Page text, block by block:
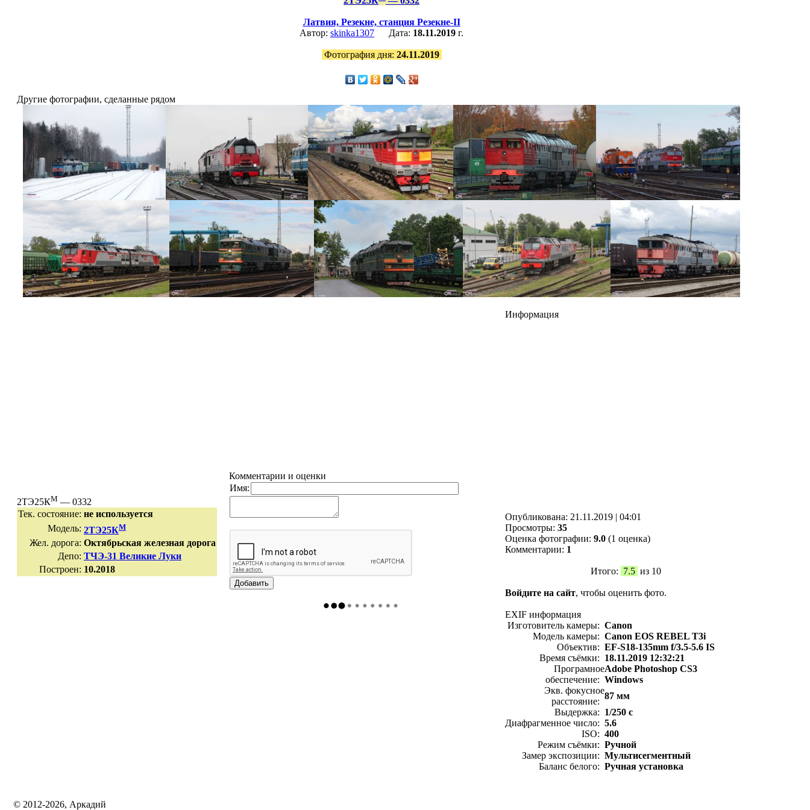
Латвия, Резекне, станция Резекне-II
Автор: skinka1307 Дата: 18.11.2019 г.
Фотография дня: 24.11.2019
Другие фотографии, сделанные рядом
2ТЭ25КМ — 0332
Тек. состояние: не используется
Модель: 2ТЭ25КМ
Жел. дорога: Октябрьская железная дорога
Депо: ТЧЭ-31 Великие Луки
Построен: 10.2018
Комментарии и оценки
Имя:
Информация
Опубликованa: 21.11.2019 | 04:01
Просмотры: 35
Оценка фотографии: 9.0 (1 оценка)
Комментарии: 1
Итого: 7.5 из 10
Войдите на сайт, чтобы оценить фото.
EXIF информация
Изготовитель камеры: Canon
Модель камеры: Canon EOS REBEL T3i
Объектив: EF-S18-135mm f/3.5-5.6 IS
Время съёмки: 18.11.2019 12:32:21
Програмное
обеспечение:
Adobe Photoshop CS3
Windows
Экв. фокусное
расстояние:
87 мм
Выдержка: 1/250 с
Диафрагменное число: 5.6
ISO: 400
Режим съёмки: Ручной
Замер экспозиции: Мультисегментный
Баланс белого: Ручная установка
© 2012-2026, Аркадий